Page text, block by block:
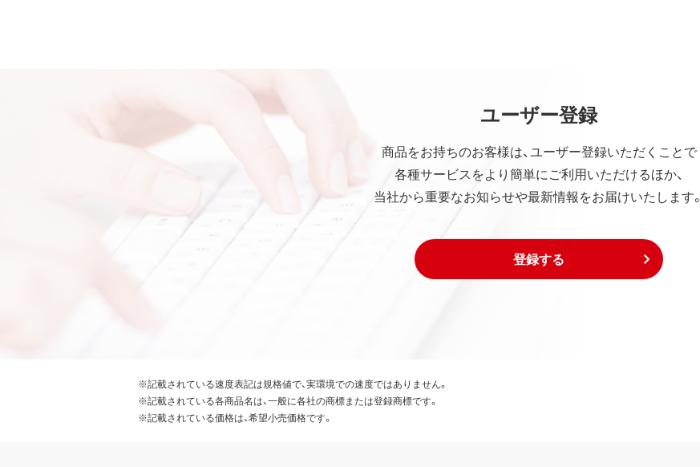
ユーザー登録
商品をお持ちのお客様は、ユーザー登録いただくことで
各種サービスをより簡単にご利用いただけるほか、
当社から重要なお知らせや最新情報をお届けいたします。
登録する
※記載されている速度表記は規格値で、実環境での速度ではありません。
※記載されている各商品名は、一般に各社の商標または登録商標です。
※記載されている価格は、希望小売価格です。